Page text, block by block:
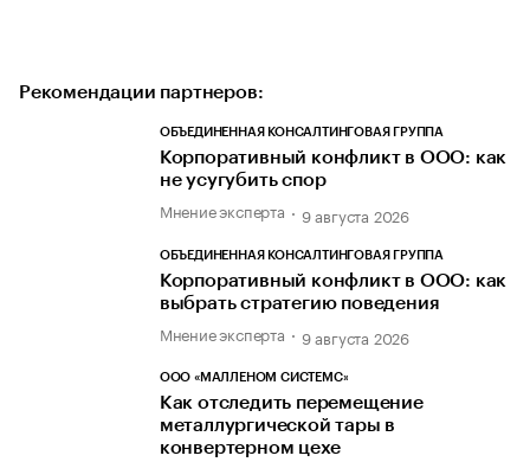
Рекомендации партнеров:
ОБЪЕДИНЕННАЯ КОНСАЛТИНГОВАЯ ГРУППА
Корпоративный конфликт в ООО: как
не усугубить спор
Мнение эксперта 9 августа 2026
ОБЪЕДИНЕННАЯ КОНСАЛТИНГОВАЯ ГРУППА
Корпоративный конфликт в ООО: как
выбрать стратегию поведения
Мнение эксперта 9 августа 2026
ООО «МАЛЛЕНОМ СИСТЕМС»
Как отследить перемещение
металлургической тары в
конвертерном цехе